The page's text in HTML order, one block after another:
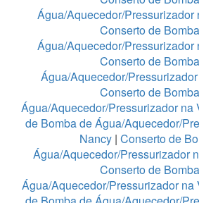
Água/Aquecedor/Pressurizador
Conserto de
Água/Aquecedor/Pressurizador
Conserto de
Água/Aquecedor/
Conserto de
Água/Aquecedor/Pressurizador na
de Bomba de Água/Aquecedor/
Nancy | Conserto de
Água/Aquecedor/Pressurizador
Conserto de
Água/Aquecedor/Pressurizador na